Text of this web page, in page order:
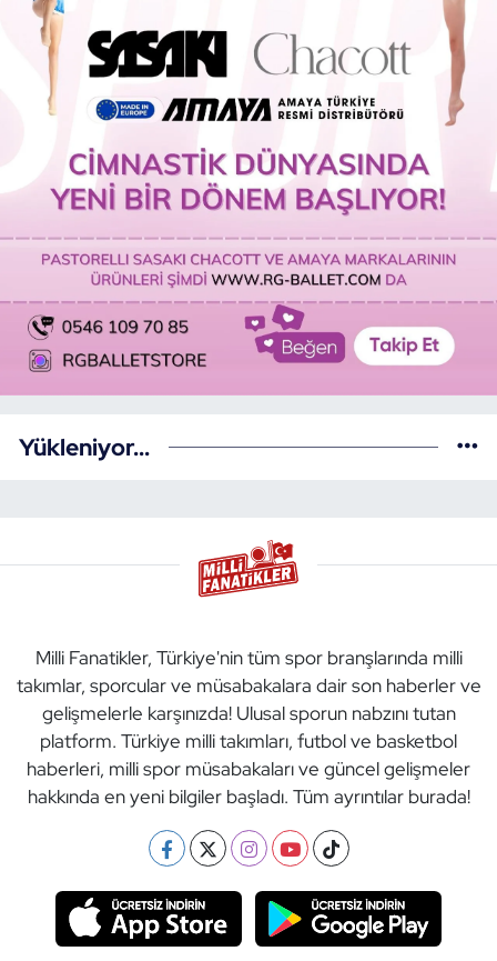
Yükleniyor...
Milli Fanatikler, Türkiye'nin tüm spor branşlarında milli
takımlar, sporcular ve müsabakalara dair son haberler ve
gelişmelerle karşınızda! Ulusal sporun nabzını tutan
platform. Türkiye milli takımları, futbol ve basketbol
haberleri, milli spor müsabakaları ve güncel gelişmeler
hakkında en yeni bilgiler başladı. Tüm ayrıntılar burada!